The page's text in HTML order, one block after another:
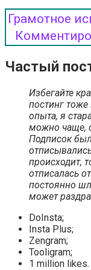
Грамотное
Частый
Избегайте
постинг
опыта, я
можно чаще,
Подписок
происходит,
отписалась
постоянно
может
DoInsta;
Insta Plus;
Zengram;
Tooligram;
1 million likes.